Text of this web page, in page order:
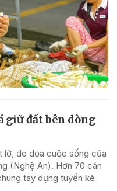
giữ đất bên dòng
lở, đe dọa cuộc sống của
(Nghệ An). Hơn 70 cán
tay dựng tuyến kè